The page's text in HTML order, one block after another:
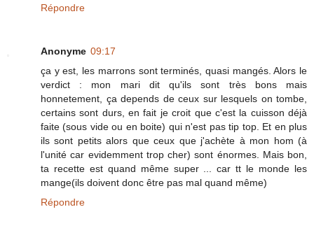
Répondre
Anonyme 09:17
ça y est, les marrons sont terminés, quasi mangés. Alors le
verdict : mon mari dit qu'ils sont très bons mais
honnetement, ça depends de ceux sur lesquels on tombe,
certains sont durs, en fait je croit que c'est la cuisson déjà
faite (sous vide ou en boite) qui n'est pas tip top. Et en plus
ils sont petits alors que ceux que j'achète à mon hom (à
l'unité car evidemment trop cher) sont énormes. Mais bon,
ta recette est quand même super ... car tt le monde les
mange(ils doivent donc être pas mal quand même)
Répondre